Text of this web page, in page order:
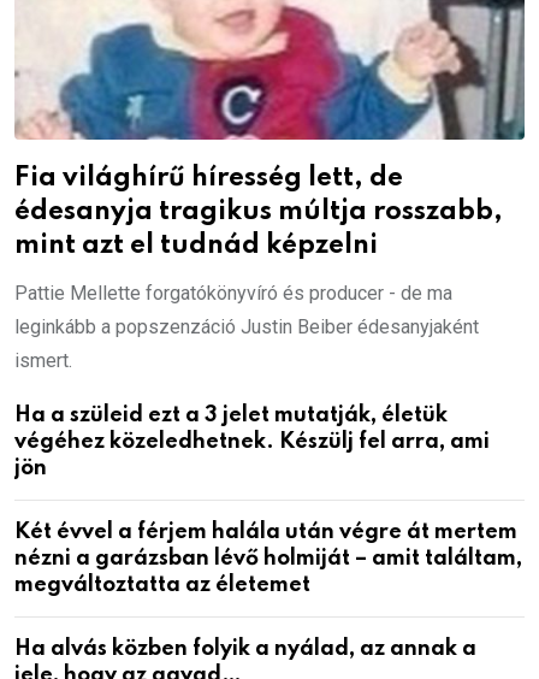
Fia világhírű híresség lett, de
édesanyja tragikus múltja rosszabb,
mint azt el tudnád képzelni
Pattie Mellette forgatókönyvíró és producer - de ma
leginkább a popszenzáció Justin Beiber édesanyjaként
ismert.
Ha a szüleid ezt a 3 jelet mutatják, életük
végéhez közeledhetnek. Készülj fel arra, ami
jön
Két évvel a férjem halála után végre át mertem
nézni a garázsban lévő holmiját – amit találtam,
megváltoztatta az életemet
Ha alvás közben folyik a nyálad, az annak a